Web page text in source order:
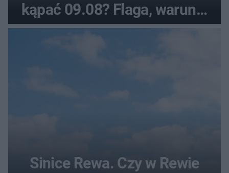
kąpać 09.08? Flaga, warunki
pogodowe
Sinice Rewa. Czy w Rewie